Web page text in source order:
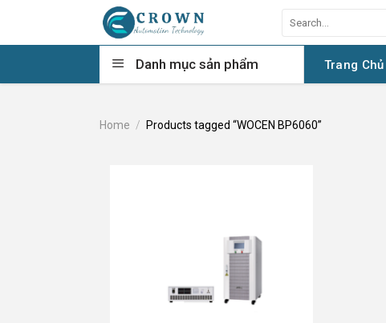
content
for:
Danh mục sản phẩm Trang Chủ
Home / Products tagged “WOCEN BP6060”